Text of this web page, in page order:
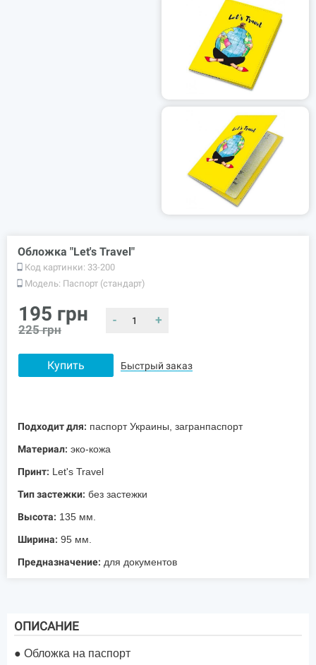
Обложка "Let's Travel"
Код картинки: 33-200
Модель: Паспорт (стандарт)
195 грн
225 грн
- +
Купить Быстрый заказ
Подходит для: паспорт Украины, загранпаспорт
Материал: эко-кожа
Принт: Let's Travel
Тип застежки: без застежки
Высота: 135 мм.
Ширина: 95 мм.
Предназначение: для документов
ОПИСАНИЕ
● Обложка на паспорт